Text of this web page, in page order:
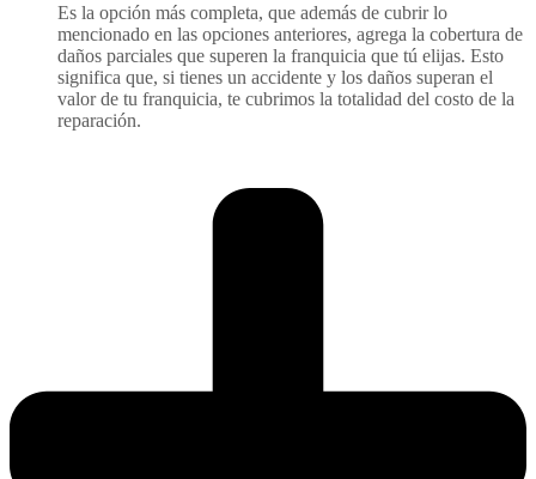
Es la opción más completa, que además de cubrir lo
mencionado en las opciones anteriores, agrega la cobertura de
daños parciales que superen la franquicia que tú elijas. Esto
significa que, si tienes un accidente y los daños superan el
valor de tu franquicia, te cubrimos la totalidad del costo de la
reparación.